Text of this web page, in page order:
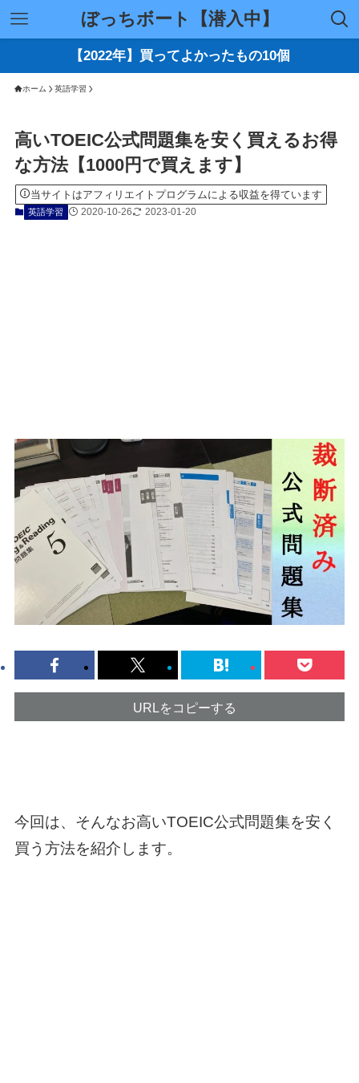
ぼっちボート【潜入中】
【2022年】買ってよかったもの10個
ホーム 英語学習
高いTOEIC公式問題集を安く買えるお得
な方法【1000円で買えます】
当サイトはアフィリエイトプログラムによる収益を得ています
英語学習 2020-10-26 2023-01-20
URLをコピーする
今回は、そんなお高いTOEIC公式問題集を安く
買う方法を紹介します。